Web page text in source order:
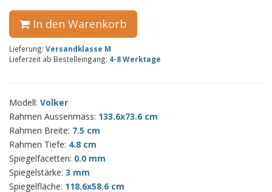
In den Warenkorb
Lieferung: Versandklasse M
Lieferzeit ab Bestelleingang: 4-8 Werktage
Modell: Volker
Rahmen Aussenmass: 133.6x73.6 cm
Rahmen Breite: 7.5 cm
Rahmen Tiefe: 4.8 cm
Spiegelfacetten: 0.0 mm
Spiegelstärke: 3 mm
Spiegelfläche: 118.6x58.6 cm